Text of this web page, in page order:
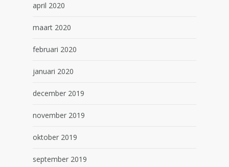
april 2020
maart 2020
februari 2020
januari 2020
december 2019
november 2019
oktober 2019
september 2019